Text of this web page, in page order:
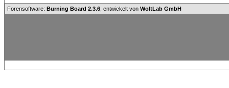
Forensoftware: Burning Board 2.3.6 , entwickelt von WoltLab GmbH